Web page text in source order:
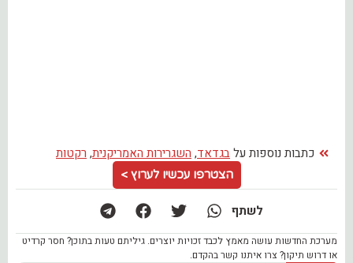
כתבות נוספות עלבגדאד, השגרירות האמריקנית, רקטות
הצטרפו עכשיו לערוץ >
לשתף
מערכת החדשות עושה מאמץ לכבד זכויות יוצרים. גיליתם טעות בתוכן? חסר קרדיט
או דרוש תיקון? צרו איתנו קשר בהקדם.